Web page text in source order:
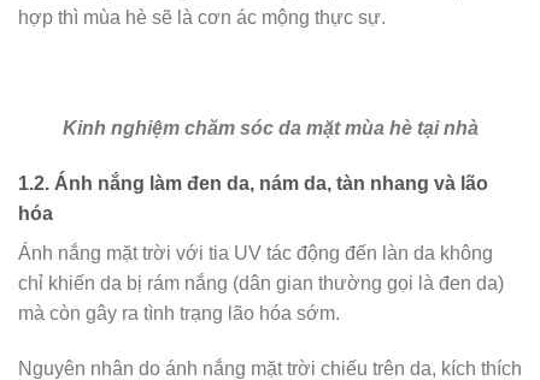
hợp thì mùa hè sẽ là cơn ác mộng thực sự.
Kinh nghiệm chăm sóc da mặt mùa hè tại nhà
1.2. Ánh nắng làm đen da, nám da, tàn nhang và lão
hóa
Ánh nắng mặt trời với tia UV tác động đến làn da không
chỉ khiến da bị rám nắng (dân gian thường gọi là đen da)
mà còn gây ra tình trạng lão hóa sớm.
Nguyên nhân do ánh nắng mặt trời chiếu trên da, kích thích